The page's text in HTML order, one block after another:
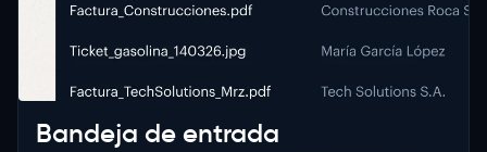
Bandeja de entrada